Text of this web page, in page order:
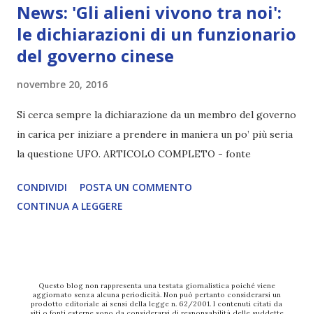
News: 'Gli alieni vivono tra noi':
le dichiarazioni di un funzionario
del governo cinese
novembre 20, 2016
Si cerca sempre la dichiarazione da un membro del governo
in carica per iniziare a prendere in maniera un po’ più seria
la questione UFO. ARTICOLO COMPLETO - fonte
CONDIVIDI
POSTA UN COMMENTO
CONTINUA A LEGGERE
Questo blog non rappresenta una testata giornalistica poiché viene
aggiornato senza alcuna periodicità. Non può pertanto considerarsi un
prodotto editoriale ai sensi della legge n. 62/2001. I contenuti citati da